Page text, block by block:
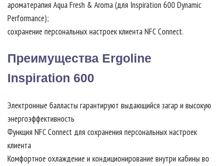
ароматерапия Aqua Fresh & Aroma (для Inspiration 600 Dynamic
Performance);
сохранение персональных настроек клиента NFC Connect.
Преимущества Ergoline
Inspiration 600
Электронные балласты гарантируют выдающийся загар и высокую
энергоэффективность
Функция NFC Connect для сохранения персональных настроек
клиента
Комфортное охлаждение и кондиционирование внутри кабины во